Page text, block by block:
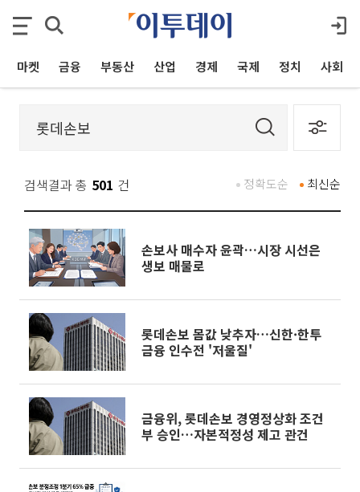
마켓 금융 부동산 산업 경제 국제 정치 사회
검색결과 총 501 건 최신순
정확도순
손보사 매수자 윤곽…시장 시선은
생보 매물로
롯데손보 몸값 낮추자…신한·한투
금융 인수전 '저울질'
금융위, 롯데손보 경영정상화 조건
부 승인…자본적정성 제고 관건